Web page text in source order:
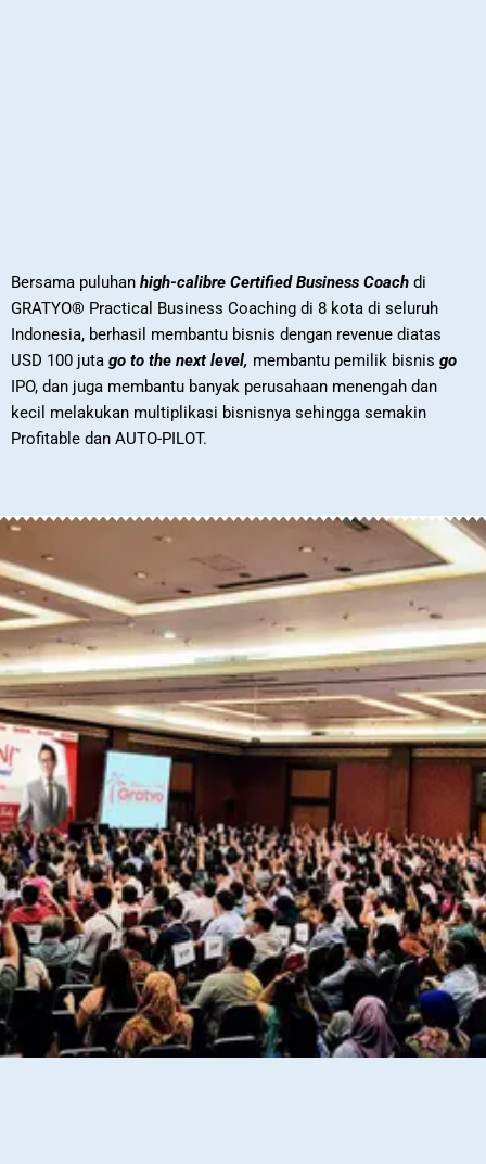
Bersama puluhan high-calibre Certified Business Coach di
GRATYO® Practical Business Coaching di 8 kota di seluruh
Indonesia, berhasil membantu bisnis dengan revenue diatas
USD 100 juta go to the next level, membantu pemilik bisnis go
IPO, dan juga membantu banyak perusahaan menengah dan
kecil melakukan multiplikasi bisnisnya sehingga semakin
Profitable dan AUTO-PILOT.